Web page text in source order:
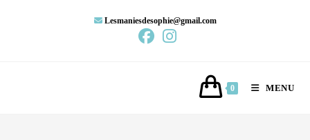
Lesmaniesdesophie@gmail.com
0 MENU